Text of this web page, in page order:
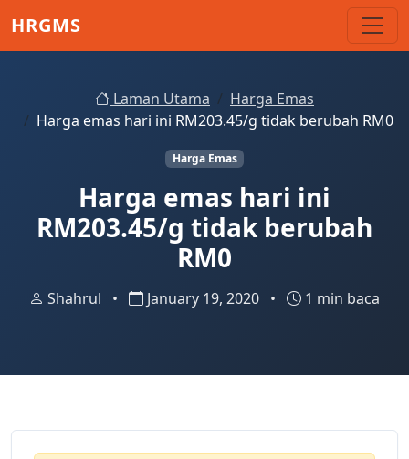
HRGMS
Laman Utama
Harga Emas
Harga emas hari ini RM203.45/g tidak berubah RM0
Harga Emas
Harga emas hari ini
RM203.45/g tidak berubah
RM0
Shahrul • January 19, 2020 • 1 min baca